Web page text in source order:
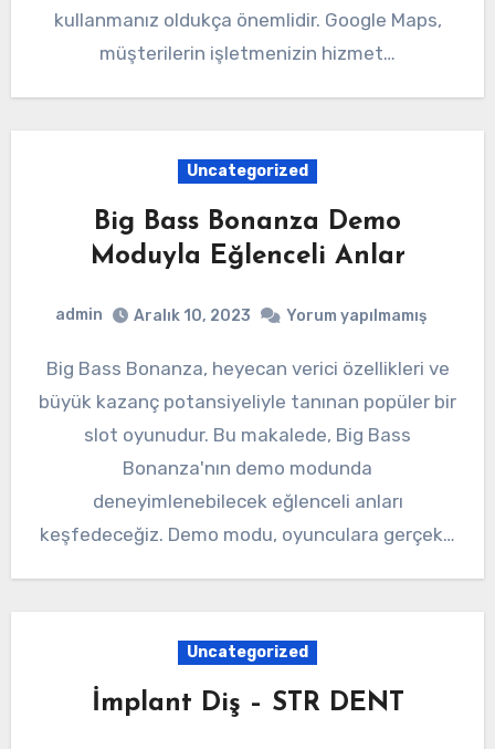
kullanmanız oldukça önemlidir. Google Maps,
müşterilerin işletmenizin hizmet…
Uncategorized
Big Bass Bonanza Demo
Moduyla Eğlenceli Anlar
admin Aralık 10, 2023 Yorum yapılmamış
Big Bass Bonanza, heyecan verici özellikleri ve
büyük kazanç potansiyeliyle tanınan popüler bir
slot oyunudur. Bu makalede, Big Bass
Bonanza'nın demo modunda
deneyimlenebilecek eğlenceli anları
keşfedeceğiz. Demo modu, oyunculara gerçek…
Uncategorized
İmplant Diş – STR DENT